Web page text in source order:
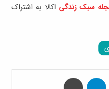
سبک زندگی اکالا به اشتراک